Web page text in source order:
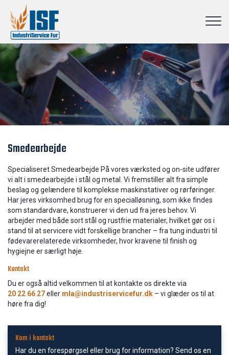
hovedindhold
Smedearbejde
Specialiseret Smedearbejde På vores værksted og on-site udfører
vi alt i smedearbejde i stål og metal. Vi fremstiller alt fra simple
beslag og gelændere til komplekse maskinstativer og rørføringer.
Har jeres virksomhed brug for en specialløsning, som ikke findes
som standardvare, konstruerer vi den ud fra jeres behov. Vi
arbejder med både sort stål og rustfrie materialer, hvilket gør os i
stand til at servicere vidt forskellige brancher – fra tung industri til
fødevarerelaterede virksomheder, hvor kravene til finish og
hygiejne er særligt høje.
Kontakt
Du er også altid velkommen til at kontakte os direkte via
20 22 66 27eller mla@industriservicefur.dk – vi glæder os til at
høre fra dig!
Kom i kontakt
Har du en forespørgsel eller brug for information? Send os en